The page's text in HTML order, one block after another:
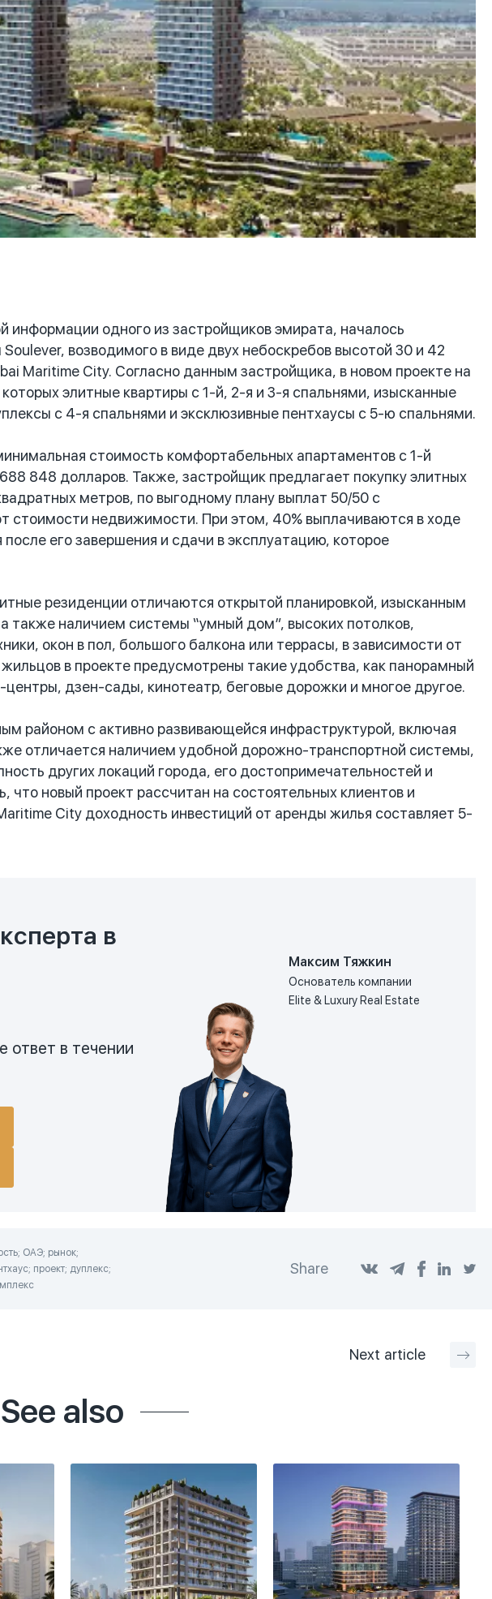
одного из застройщиков эмирата, началось
возводимого в виде двух небоскребов высотой 30 и 42
Maritime City. Согласно данным застройщика, в новом проекте на
элитные квартиры с 1-й, 2-я и 3-я спальнями, изысканные
с 4-я спальнями и эксклюзивные пентхаусы с 5-ю спальнями.
стоимость комфортабельных апартаментов с 1-й
848 долларов. Также, застройщик предлагает покупку элитных
метров, по выгодному плану выплат 50/50 с
стоимости недвижимости. При этом, 40% выплачиваются в ходе
его завершения и сдачи в эксплуатацию, которое
резиденции отличаются открытой планировкой, изысканным
также наличием системы “умный дом”, высоких потолков,
окон в пол, большого балкона или террасы, в зависимости от
в проекте предусмотрены такие удобства, как панорамный
дзен-сады, кинотеатр, беговые дорожки и многое другое.
районом с активно развивающейся инфраструктурой, включая
отличается наличием удобной дорожно-транспортной системы,
других локаций города, его достопримечательностей и
новый проект рассчитан на состоятельных клиентов и
City доходность инвестиций от аренды жилья составляет 5-
в
ответ в течении
Максим Тяжкин
Основатель компании
Elite & Luxury Real Estate
ОАЭ; рынок;
проект; дуплекс;
Share
Next article
See also